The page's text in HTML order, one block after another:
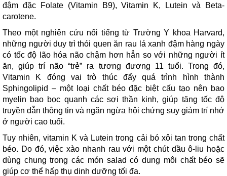
đậm đặc Folate (Vitamin B9), Vitamin K, Lutein và Beta-
carotene.
Theo một nghiên cứu nổi tiếng từ Trường Y khoa Harvard,
những người duy trì thói quen ăn rau lá xanh đậm hàng ngày
có tốc độ lão hóa não chậm hơn hẳn so với những người ít
ăn, giúp trí não “trẻ” ra tương đương 11 tuổi. Trong đó,
Vitamin K đóng vai trò thúc đẩy quá trình hình thành
Sphingolipid – một loại chất béo đặc biệt cấu tạo nên bao
myelin bao bọc quanh các sợi thần kinh, giúp tăng tốc độ
truyền dẫn thông tin và ngăn ngừa hội chứng suy giảm trí nhớ
ở người cao tuổi.
Tuy nhiên, vitamin K và Lutein trong cải bó xôi tan trong chất
béo. Do đó, việc xào nhanh rau với một chút dầu ô-liu hoặc
dùng chung trong các món salad có dung môi chất béo sẽ
giúp cơ thể hấp thụ dinh dưỡng tối đa.